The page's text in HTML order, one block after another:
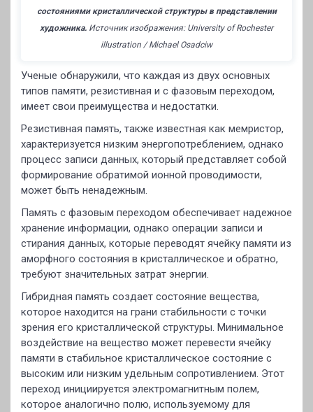
состояниями кристаллической структуры в представлении
художника. Источник изображения: University of Rochester
illustration / Michael Osadciw
Ученые обнаружили, что каждая из двух основных
типов памяти, резистивная и с фазовым переходом,
имеет свои преимущества и недостатки.
Резистивная память, также известная как мемристор,
характеризуется низким энергопотреблением, однако
процесс записи данных, который представляет собой
формирование обратимой ионной проводимости,
может быть ненадежным.
Память с фазовым переходом обеспечивает надежное
хранение информации, однако операции записи и
стирания данных, которые переводят ячейку памяти из
аморфного состояния в кристаллическое и обратно,
требуют значительных затрат энергии.
Гибридная память создает состояние вещества,
которое находится на грани стабильности с точки
зрения его кристаллической структуры. Минимальное
воздействие на вещество может перевести ячейку
памяти в стабильное кристаллическое состояние с
высоким или низким удельным сопротивлением. Этот
переход инициируется электромагнитным полем,
которое аналогично полю, используемому для